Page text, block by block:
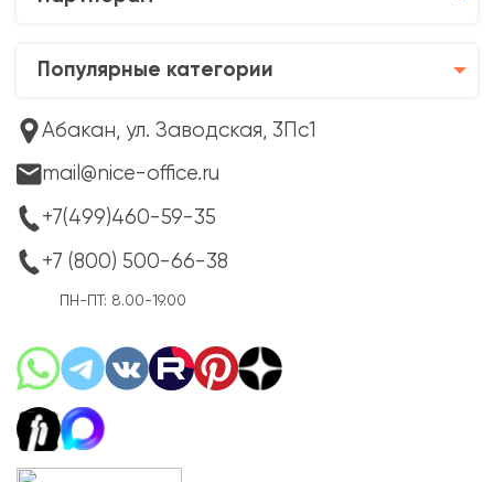
Популярные категории
Абакан, ул. Заводская, 3Пс1
mail@nice-office.ru
+7(499)460-59-35
+7 (800) 500-66-38
ПН-ПТ: 8.00-19.00